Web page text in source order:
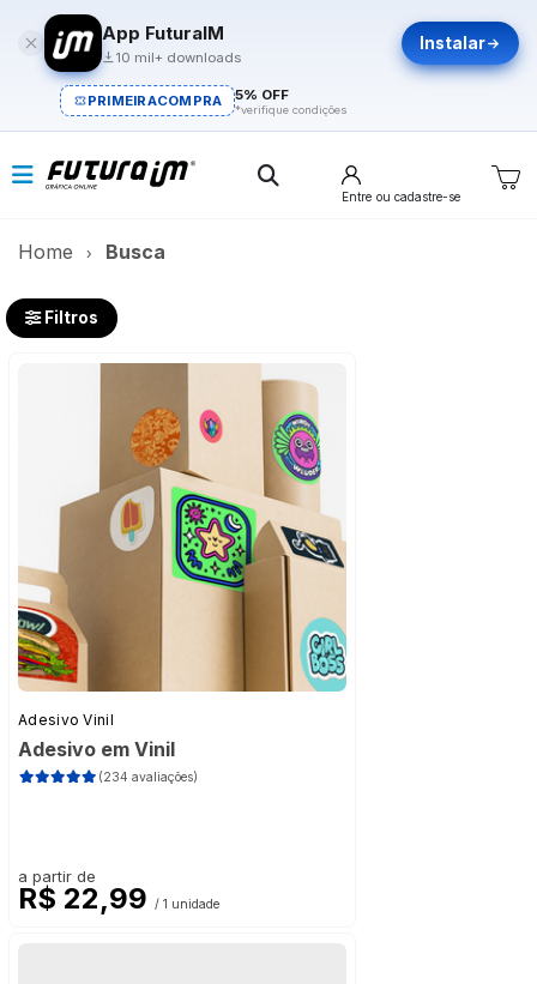
App FuturaIM
10 mil+ downloads
Instalar
PRIMEIRACOMPRA 5% OFF
*verifique condições
Entre ou cadastre-se
Home Busca
Filtros
Adesivo Vinil
Adesivo em Vinil
(234 avaliações)
a partir de
R$ 22,99 / 1 unidade